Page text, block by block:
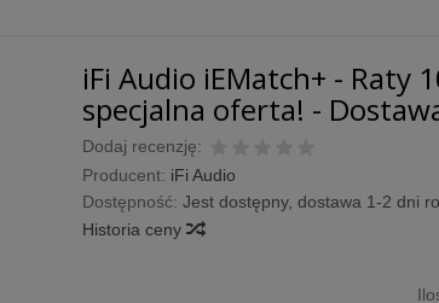
iFi Audio iEMatch+ - Raty
specjalna oferta! -
Dodaj recenzję:
Producent: iFi Audio
Dostępność: Jest dostępny, dostawa 1-2 dni
Historia ceny